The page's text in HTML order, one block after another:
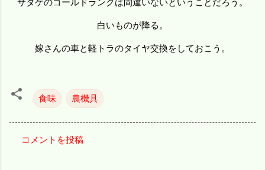
白いものが降る。
嫁さんの車と軽トラのタイヤ交換をしておこう。
食味 農機具
コメントを投稿